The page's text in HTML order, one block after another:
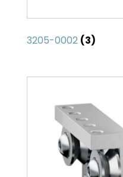
3205-0002 (3)